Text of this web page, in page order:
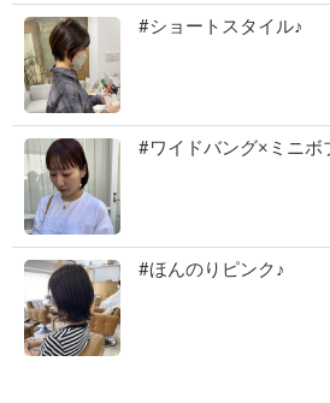
#ショートスタイル♪
#ワイドバング×ミニボ
#ほんのりピンク♪